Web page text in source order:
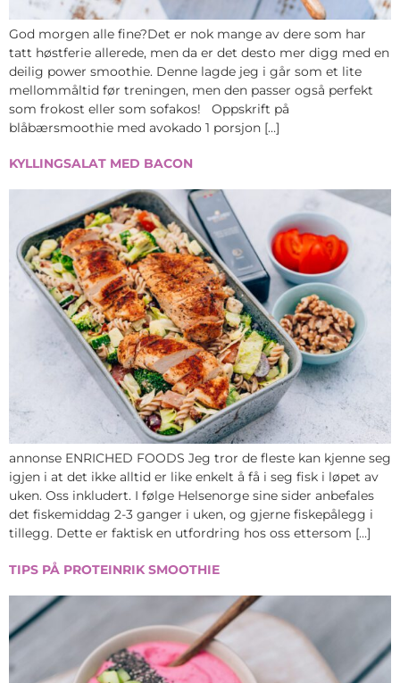
God morgen alle fine?Det er nok mange av dere som har
tatt høstferie allerede, men da er det desto mer digg med en
deilig power smoothie. Denne lagde jeg i går som et lite
mellommåltid før treningen, men den passer også perfekt
som frokost eller som sofakos! Oppskrift på
blåbærsmoothie med avokado 1 porsjon […]
KYLLINGSALAT MED BACON
annonse ENRICHED FOODS Jeg tror de fleste kan kjenne seg
igjen i at det ikke alltid er like enkelt å få i seg fisk i løpet av
uken. Oss inkludert. I følge Helsenorge sine sider anbefales
det fiskemiddag 2-3 ganger i uken, og gjerne fiskepålegg i
tillegg. Dette er faktisk en utfordring hos oss ettersom […]
TIPS PÅ PROTEINRIK SMOOTHIE